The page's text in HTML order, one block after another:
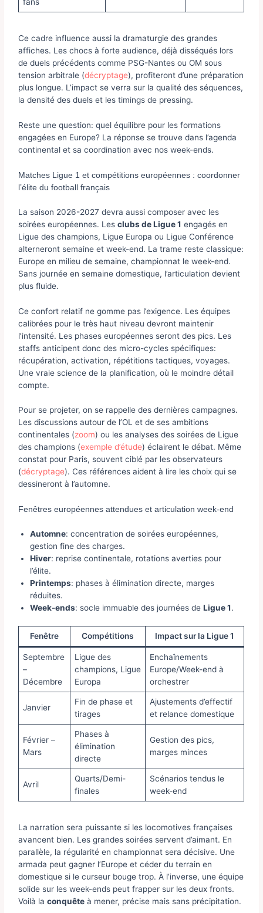
Ce cadre influence aussi la dramaturgie des grandes
affiches. Les chocs à forte audience, déjà disséqués lors
de duels précédents comme PSG-Nantes ou OM sous
tension arbitrale (décryptage), profiteront d’une préparation
plus longue. L’impact se verra sur la qualité des séquences,
la densité des duels et les timings de pressing.
Reste une question: quel équilibre pour les formations
engagées en Europe? La réponse se trouve dans l’agenda
continental et sa coordination avec nos week-ends.
Matches Ligue 1 et compétitions européennes : coordonner
l’élite du football français
La saison 2026-2027 devra aussi composer avec les
soirées européennes. Lesclubs de Ligue 1 engagés en
Ligue des champions, Ligue Europa ou Ligue Conférence
alterneront semaine et week-end. La trame reste classique:
Europe en milieu de semaine, championnat le week-end.
Sans journée en semaine domestique, l’articulation devient
plus fluide.
Ce confort relatif ne gomme pas l’exigence. Les équipes
calibrées pour le très haut niveau devront maintenir
l’intensité. Les phases européennes seront des pics. Les
staffs anticipent donc des micro-cycles spécifiques:
récupération, activation, répétitions tactiques, voyages.
Une vraie science de la planification, où le moindre détail
compte.
Pour se projeter, on se rappelle des dernières campagnes.
Les discussions autour de l’OL et de ses ambitions
continentales (zoom) ou les analyses des soirées de Ligue
des champions (exemple d’étude) éclairent le débat. Même
constat pour Paris, souvent ciblé par les observateurs
(décryptage). Ces références aident à lire les choix qui se
dessineront à l’automne.
Fenêtres européennes attendues et articulation week-end
Automne: concentration de soirées européennes,
gestion fine des charges.
Hiver: reprise continentale, rotations averties pour
l’élite.
Printemps: phases à élimination directe, marges
réduites.
Week-ends: socle immuable des journées deLigue 1.
Fenêtre Compétitions Impact sur la Ligue 1
Septembre
–
Décembre
Ligue des
champions, Ligue
Europa
Enchaînements
Europe/Week-end à
orchestrer
Janvier
Fin de phase et
tirages
Ajustements d’effectif
et relance domestique
Février –
Mars
Phases à
élimination
directe
Gestion des pics,
marges minces
Avril
Quarts/Demi-
finales
Scénarios tendus le
week-end
La narration sera puissante si les locomotives françaises
avancent bien. Les grandes soirées servent d’aimant. En
parallèle, la régularité en championnat sera décisive. Une
armada peut gagner l’Europe et céder du terrain en
domestique si le curseur bouge trop. À l’inverse, une équipe
solide sur les week-ends peut frapper sur les deux fronts.
Voilà laconquête à mener, précise mais sans précipitation.